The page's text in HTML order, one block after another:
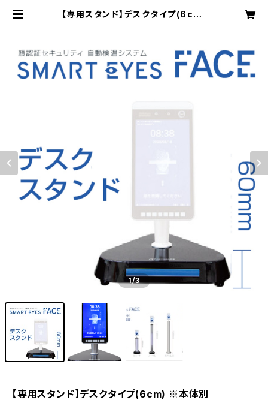
【専用スタンド】デスクタイプ(6cm)
1/3
【専用スタンド】デスクタイプ(6cm) ※本体別